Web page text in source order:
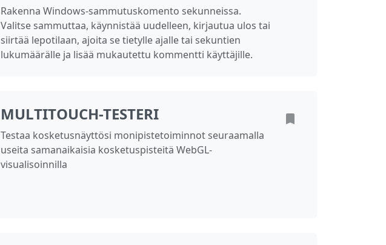
Rakenna Windows-sammutuskomento sekunneissa.
Valitse sammuttaa, käynnistää uudelleen, kirjautua ulos tai
siirtää lepotilaan, ajoita se tietylle ajalle tai sekuntien
lukumäärälle ja lisää mukautettu kommentti käyttäjille.
MULTITOUCH-TESTERI
Testaa kosketusnäyttösi monipistetoiminnot seuraamalla
useita samanaikaisia kosketuspisteitä WebGL-
visualisoinnilla